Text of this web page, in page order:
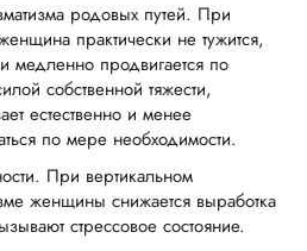
родовых путей. При
практически не тужится,
медленно продвигается по
собственной тяжести,
естественно и менее
по мере необходимости.
При вертикальном
женщины снижается выработка
стрессовое состояние.